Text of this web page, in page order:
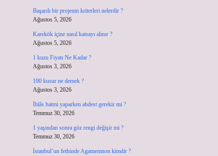
Başarılı bir projenin kriterleri nelerdir ?
Ağustos 5, 2026
Karekök içine nasıl katsayı alınır ?
Ağustos 5, 2026
1 kuzu Fiyatı Ne Kadar ?
Ağustos 3, 2026
100 kusur ne demek ?
Ağustos 3, 2026
İhlâs hatmi yaparken abdest gerekir mi ?
Temmuz 30, 2026
1 yaşından sonra göz rengi değişir mi ?
Temmuz 30, 2026
İstanbul’un fethinde Agamemnon kimdir ?